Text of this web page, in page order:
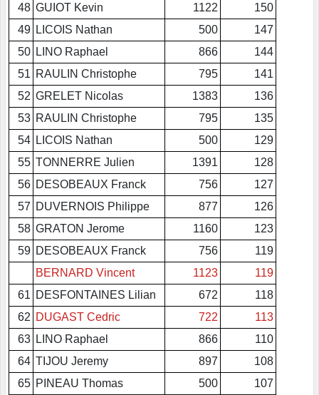
48 GUIOT Kevin 1122
150
49 LICOIS Nathan 500
147
50 LINO Raphael 866
144
51 RAULIN Christophe 795
141
52 GRELET Nicolas 1383
136
53 RAULIN Christophe 795
135
54 LICOIS Nathan 500
129
55 TONNERRE Julien 1391
128
56 DESOBEAUX Franck 756
127
57 DUVERNOIS Philippe 877
126
58 GRATON Jerome 1160
123
59 DESOBEAUX Franck 756
119
BERNARD Vincent
1123
119
61 DESFONTAINES Lilian 672
118
62 DUGAST Cedric 722
113
63 LINO Raphael 866
110
64 TIJOU Jeremy 897
108
65 PINEAU Thomas 500
107